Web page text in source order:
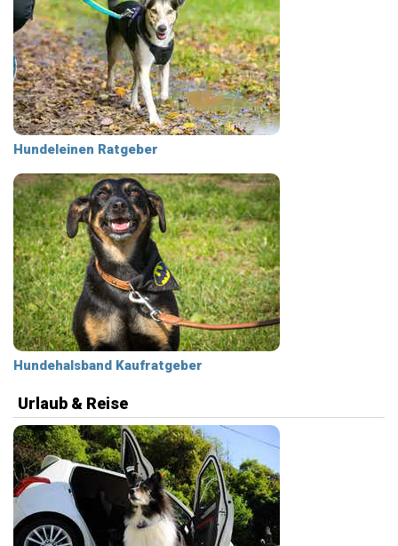
Hundeleinen Ratgeber
Hundehalsband Kaufratgeber
Urlaub & Reise